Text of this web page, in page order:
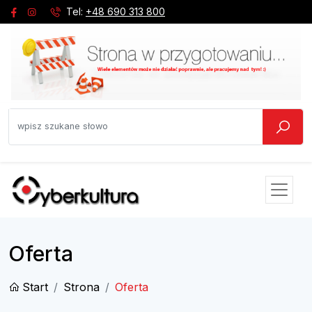
Tel: +48 690 313 800
Oferta
Start Strona Oferta